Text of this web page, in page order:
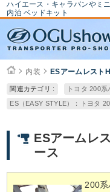
ハイエース・キャラバンやミ
内泊 ベッドキット
内装 ESアームレスト
関連カテゴリ : トヨタ 200系
ES（EASY STYLE）：トヨタ
ESアームレ
ース
200